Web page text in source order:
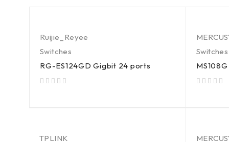
Ruijie_Reyee
Switches
RG-ES124GD Gigbit 24 ports
Switches
TPLINK